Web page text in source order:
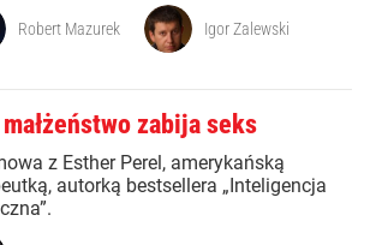
Robert Mazurek Igor Zalewski
zabija seks
z Esther Perel, amerykańską
autorką bestsellera „Inteligencja